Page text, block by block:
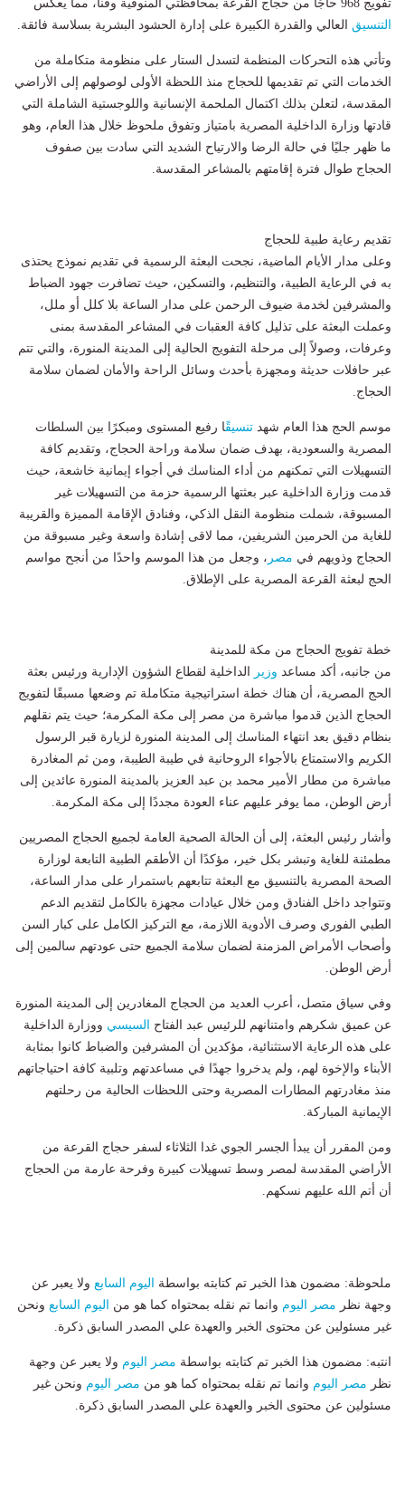
تفويج 968 حاجًا من حجاج القرعة بمحافظتي المنوفية وقنا، مما يعكس
التنسيق العالي والقدرة الكبيرة على إدارة الحشود البشرية بسلاسة فائقة.
وتأتي هذه التحركات المنظمة لتسدل الستار على منظومة متكاملة من
الخدمات التي تم تقديمها للحجاج منذ اللحظة الأولى لوصولهم إلى الأراضي
المقدسة، لتعلن بذلك اكتمال الملحمة الإنسانية واللوجستية الشاملة التي
قادتها وزارة الداخلية المصرية بامتياز وتفوق ملحوظ خلال هذا العام، وهو
ما ظهر جليًا في حالة الرضا والارتياح الشديد التي سادت بين صفوف
الحجاج طوال فترة إقامتهم بالمشاعر المقدسة.
تقديم رعاية طبية للحجاج
وعلى مدار الأيام الماضية، نجحت البعثة الرسمية في تقديم نموذج يحتذى
به في الرعاية الطبية، والتنظيم، والتسكين، حيث تضافرت جهود الضباط
والمشرفين لخدمة ضيوف الرحمن على مدار الساعة بلا كلل أو ملل،
وعملت البعثة على تذليل كافة العقبات في المشاعر المقدسة بمنى
وعرفات، وصولاً إلى مرحلة التفويج الحالية إلى المدينة المنورة، والتي تتم
عبر حافلات حديثة ومجهزة بأحدث وسائل الراحة والأمان لضمان سلامة
الحجاج.
موسم الحج هذا العام شهد تنسيقًا رفيع المستوى ومبكرًا بين السلطات
المصرية والسعودية، بهدف ضمان سلامة وراحة الحجاج، وتقديم كافة
التسهيلات التي تمكنهم من أداء المناسك في أجواء إيمانية خاشعة، حيث
قدمت وزارة الداخلية عبر بعثتها الرسمية حزمة من التسهيلات غير
المسبوقة، شملت منظومة النقل الذكي، وفنادق الإقامة المميزة والقريبة
للغاية من الحرمين الشريفين، مما لاقى إشادة واسعة وغير مسبوقة من
الحجاج وذويهم في مصر ، وجعل من هذا الموسم واحدًا من أنجح مواسم
الحج لبعثة القرعة المصرية على الإطلاق.
خطة تفويج الحجاج من مكة للمدينة
من جانبه، أكد مساعد وزير الداخلية لقطاع الشؤون الإدارية ورئيس بعثة
الحج المصرية، أن هناك خطة استراتيجية متكاملة تم وضعها مسبقًا لتفويج
الحجاج الذين قدموا مباشرة من مصر إلى مكة المكرمة؛ حيث يتم نقلهم
بنظام دقيق بعد انتهاء المناسك إلى المدينة المنورة لزيارة قبر الرسول
الكريم والاستمتاع بالأجواء الروحانية في طيبة الطيبة، ومن ثم المغادرة
مباشرة من مطار الأمير محمد بن عبد العزيز بالمدينة المنورة عائدين إلى
أرض الوطن، مما يوفر عليهم عناء العودة مجددًا إلى مكة المكرمة.
وأشار رئيس البعثة، إلى أن الحالة الصحية العامة لجميع الحجاج المصريين
مطمئنة للغاية وتبشر بكل خير، مؤكدًا أن الأطقم الطبية التابعة لوزارة
الصحة المصرية بالتنسيق مع البعثة تتابعهم باستمرار على مدار الساعة،
وتتواجد داخل الفنادق ومن خلال عيادات مجهزة بالكامل لتقديم الدعم
الطبي الفوري وصرف الأدوية اللازمة، مع التركيز الكامل على كبار السن
وأصحاب الأمراض المزمنة لضمان سلامة الجميع حتى عودتهم سالمين إلى
أرض الوطن.
وفي سياق متصل، أعرب العديد من الحجاج المغادرين إلى المدينة المنورة
عن عميق شكرهم وامتنانهم للرئيس عبد الفتاح السيسي ووزارة الداخلية
على هذه الرعاية الاستثنائية، مؤكدين أن المشرفين والضباط كانوا بمثابة
الأبناء والإخوة لهم، ولم يدخروا جهدًا في مساعدتهم وتلبية كافة احتياجاتهم
منذ مغادرتهم المطارات المصرية وحتى اللحظات الحالية من رحلتهم
الإيمانية المباركة.
ومن المقرر أن يبدأ الجسر الجوي غدا الثلاثاء لسفر حجاج القرعة من
الأراضي المقدسة لمصر وسط تسهيلات كبيرة وفرحة عارمة من الحجاج
أن أتم الله عليهم نسكهم.
ملحوظة: مضمون هذا الخبر تم كتابته بواسطة اليوم السابع ولا يعبر عن
وجهة نظر مصر اليوم وانما تم نقله بمحتواه كما هو من اليوم السابع ونحن
غير مسئولين عن محتوى الخبر والعهدة علي المصدر السابق ذكرة.
انتبه: مضمون هذا الخبر تم كتابته بواسطة مصر اليوم ولا يعبر عن وجهة
نظر مصر اليوم وانما تم نقله بمحتواه كما هو من مصر اليوم ونحن غير
مسئولين عن محتوى الخبر والعهدة علي المصدر السابق ذكرة.